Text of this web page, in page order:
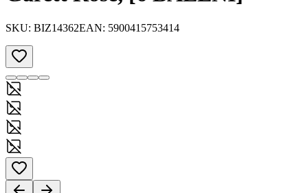
SKU: BIZ14362EAN: 5900415753414